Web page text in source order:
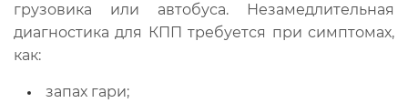
грузовика или автобуса. Незамедлительная
диагностика для КПП требуется при симптомах,
как:
запах гари;